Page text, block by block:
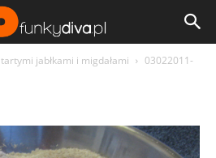
jabłkami i migdałami
03022011-